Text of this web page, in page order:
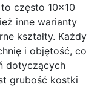
często 10×10
inne warianty
kształty. Każdy
i objętość, co
dotyczących
grubość kostki